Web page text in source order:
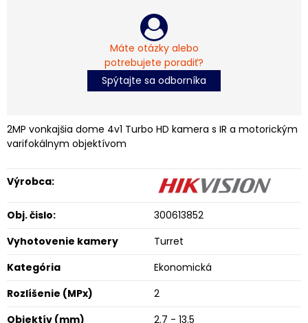
Máte otázky alebo
potrebujete poradiť?
Spýtajte sa odborníka
2MP vonkajšia dome 4v1 Turbo HD kamera s IR a motorickým
varifokálnym objektívom
Výrobca:
Obj. čislo:
300613852
Vyhotovenie kamery
Turret
Kategória
Ekonomická
Rozlíšenie (MPx)
2
Objektív (mm)
2.7 - 13.5